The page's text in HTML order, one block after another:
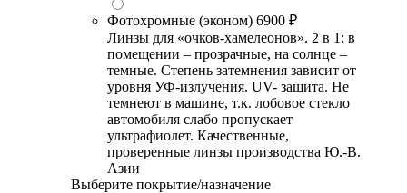
Фотохромные (эконом) 6900 ₽
Линзы для «очков-хамелеонов». 2 в 1: в
помещении – прозрачные, на солнце –
темные. Степень затемнения зависит от
уровня УФ-излучения. UV- защита. Не
темнеют в машине, т.к. лобовое стекло
автомобиля слабо пропускает
ультрафиолет. Качественные,
проверенные линзы производства Ю.-В.
Азии
Выберите покрытие/назначение